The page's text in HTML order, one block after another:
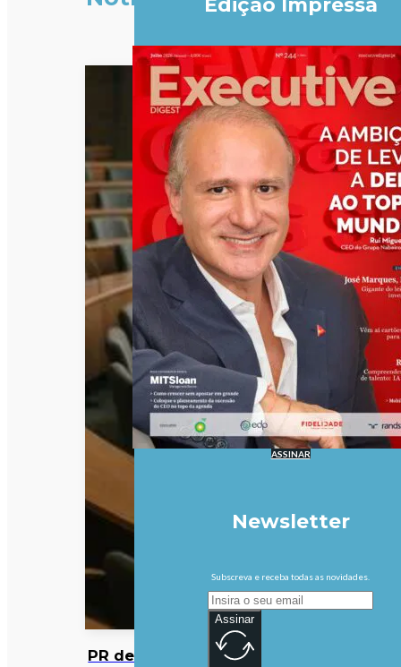
PR defende
Edição Impressa
ASSINAR
Newsletter
Subscreva e receba todas as novidades.
Assinar